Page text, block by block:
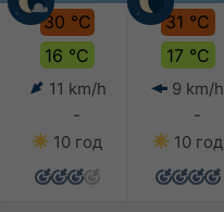
30 °C
16 °C
11 km/h
-
10 год
31 °C
17 °C
9 km/h
-
10 год